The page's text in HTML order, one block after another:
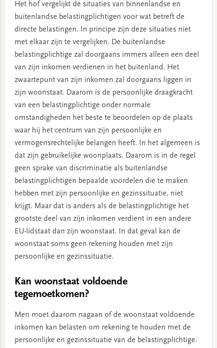
Het hof vergelijkt de situaties van binnenlandse en
buitenlandse belastingplichtigen voor wat betreft de
directe belastingen. In principe zijn deze situaties niet
met elkaar zijn te vergelijken. De buitenlandse
belastingplichtige zal doorgaans immers alleen een deel
van zijn inkomen verdienen in het buitenland. Het
zwaartepunt van zijn inkomen zal doorgaans liggen in
zijn woonstaat. Daarom is de persoonlijke draagkracht
van een belastingplichtige onder normale
omstandigheden het beste te beoordelen op de plaats
waar hij het centrum van zijn persoonlijke en
vermogensrechtelijke belangen heeft. In het algemeen is
dat zijn gebruikelijke woonplaats. Daarom is in de regel
geen sprake van discriminatie als buitenlandse
belastingplichtigen bepaalde voordelen die te maken
hebben met zijn persoonlijke en gezinssituatie, niet
krijgt. Maar dat is anders als de belastingplichtige het
grootste deel van zijn inkomen verdient in een andere
EU-lidstaat dan zijn woonstaat. In dat geval kan de
woonstaat soms geen rekening houden met zijn
persoonlijke en gezinssituatie.
Kan woonstaat voldoende
tegemoetkomen?
Men moet daarom nagaan of de woonstaat voldoende
inkomen kan belasten om rekening te houden met de
persoonlijke en gezinssituatie van de belastingplichtige.